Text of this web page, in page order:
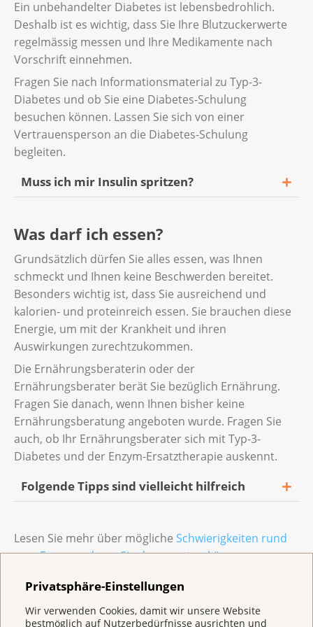
Privatsphäre-Einstellungen
Wir verwenden Cookies, damit wir unsere Website
bestmöglich auf Nutzerbedürfnisse ausrichten und
häufige kleine Mahlzeiten können Sie die
Verträglichkeit der Speisen verbessern.
Trinken Sie zwischen den Mahlzeiten und
nicht während den Mahlzeiten, damit
weniger Volumen auf einmal in den Magen
kommt.
Zwischenmahlzeiten. Die Dosierung hängt
vom Fettgehalt der Mahlzeiten ab.
einnehmen. Und ob Sie diese zum
richtigen Zeitpunkt nehmen.
Ein unbehandelter Diabetes ist lebensbedrohlich.
Deshalb ist es wichtig, dass Sie Ihre Blutzuckerwerte
regelmässig messen und Ihre Medikamente nach
Vorschrift einnehmen.
Fragen Sie nach Informationsmaterial zu Typ-3-
Diabetes und ob Sie eine Diabetes-Schulung
besuchen können. Lassen Sie sich von einer
Vertrauensperson an die Diabetes-Schulung
begleiten.
Muss ich mir Insulin spritzen?
Einnahme von blutzuckersenkenden
Tabletten. Oftmals müssen Sie sich mit der
Zeit trotzdem Insulin spritzen.
Wenn Ihre Bauchspeicheldrüse entfernt
wurde oder gar kein Insulin mehr produziert,
müssen Sie sich für den Rest Ihres Lebens
Insulin spritzen.
Falls Sie sich Insulin spritzen müssen,
erhalten Sie vorher eine Schulung durch eine
Fachperson. Diese zeigt Ihnen, wie Sie die
Spritze richtig setzen und wie Sie berechnen
können, wie viel Insulin Sie sich jeweils
Bei einem Typ-3-Diabetes gelten bestimmte
sind anders als bei anderen Formen von
Diabetes. Vergleichen Sie Ihre
Diabetikern.
Was darf ich essen?
Grundsätzlich dürfen Sie alles essen, was Ihnen
schmeckt und Ihnen keine Beschwerden bereitet.
Besonders wichtig ist, dass Sie ausreichend und
kalorien- und proteinreich essen. Sie brauchen diese
Energie, um mit der Krankheit und ihren
Auswirkungen zurechtzukommen.
Die Ernährungsberaterin oder der
Ernährungsberater berät Sie bezüglich Ernährung.
Fragen Sie danach, wenn Ihnen bisher keine
Ernährungsberatung angeboten wurde. Fragen Sie
auch, ob Ihr Ernährungsberater sich mit Typ-3-
Diabetes und der Enzym-Ersatztherapie auskennt.
Folgende Tipps sind vielleicht hilfreich
gründlich, damit sich die Nahrung gut mit
Essen Sie statt zwei bis drei grosse
Mahlzeiten häufiger eine kleine Mahlzeit.
So erhalten Sie über den Tag verteilt
Lesen Sie mehr über mögliche Schwierigkeiten rund
ums Essen und was Sie dagegen tun können.
Anfälligkeit für Infekte